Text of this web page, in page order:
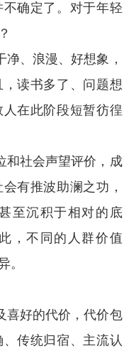
确定了。对于年轻
、浪漫、好想象，
读书多了、问题想
在此阶段短暂彷徨
社会声望评价，成
有推波助澜之功，
至沉积于相对的底
，不同的人群价值
。
好的代价，代价包
传统归宿、主流认